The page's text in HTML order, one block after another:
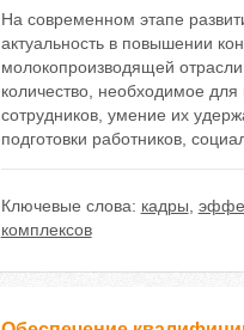
На современном этапе
актуальность в повышении
молокопроизводящей
количество, необходимое
сотрудников, умение их
подготовки работников,
Ключевые слова: кадры
комплексов